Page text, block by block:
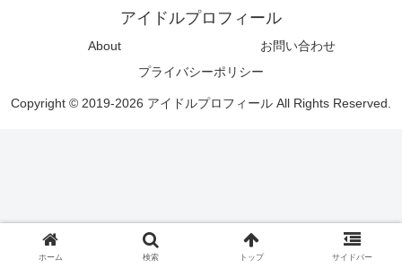
アイドルプロフィール
About
お問い合わせ
プライバシーポリシー
Copyright © 2019-2026 アイドルプロフィール All Rights Reserved.
ホーム 検索 トップ サイドバー